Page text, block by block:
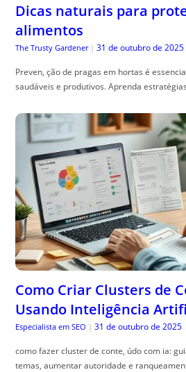
Dicas naturais para
alimentos
The Trusty Gardener | 31 de outubro de 2025
Preven, ção de pragas em hortas é
saudáveis e produtivos. Aprenda
Como Criar Clusters de
Usando Inteligência
Especialista em SEO | 31 de outubro de 2025
como fazer cluster de conte, údo com ia:
temas, aumentar autoridade e